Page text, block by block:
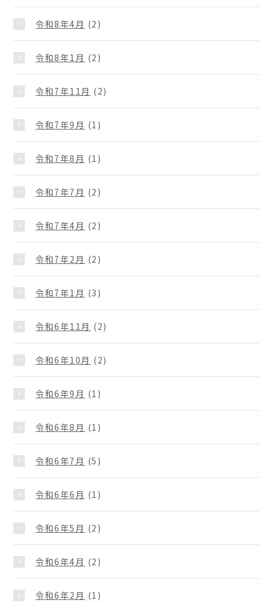
令和8年4月 (2)
令和8年1月 (2)
令和7年11月 (2)
令和7年9月 (1)
令和7年8月 (1)
令和7年7月 (2)
令和7年4月 (2)
令和7年2月 (2)
令和7年1月 (3)
令和6年11月 (2)
令和6年10月 (2)
令和6年9月 (1)
令和6年8月 (1)
令和6年7月 (5)
令和6年6月 (1)
令和6年5月 (2)
令和6年4月 (2)
令和6年2月 (1)